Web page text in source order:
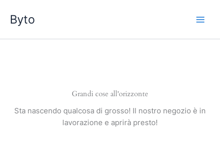
contenuto
Byto
Grandi cose all'orizzonte
Sta nascendo qualcosa di grosso! Il nostro negozio è in
lavorazione e aprirà presto!